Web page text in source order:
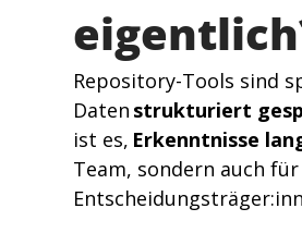
Repository-Tools sind
Daten strukturiert
ist es, Erkenntnisse
Team, sondern auch